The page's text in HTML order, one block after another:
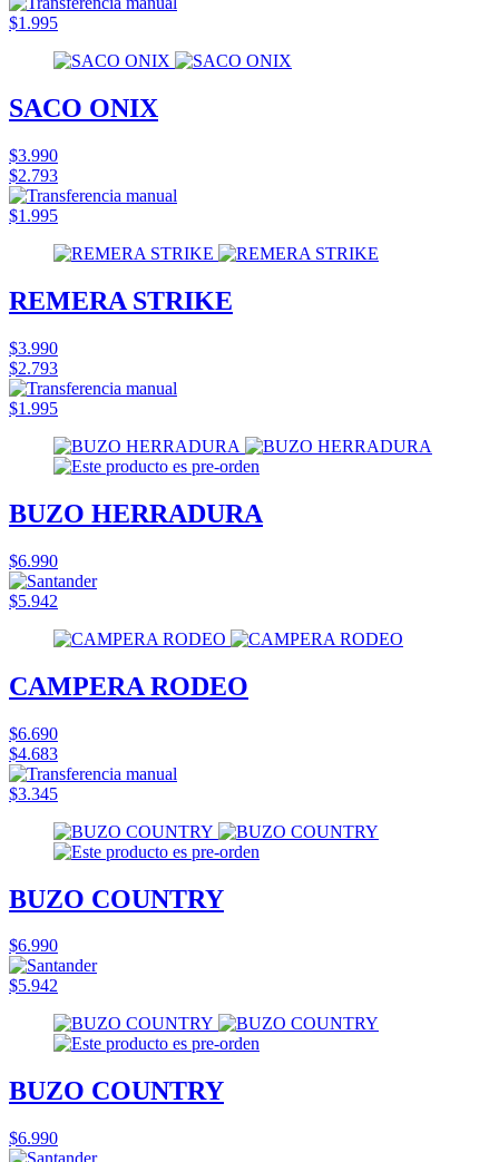
$1.995
SACO ONIX
$3.990
$2.793
$1.995
REMERA STRIKE
$3.990
$2.793
$1.995
BUZO HERRADURA
$6.990
$5.942
CAMPERA RODEO
$6.690
$4.683
$3.345
BUZO COUNTRY
$6.990
$5.942
BUZO COUNTRY
$6.990